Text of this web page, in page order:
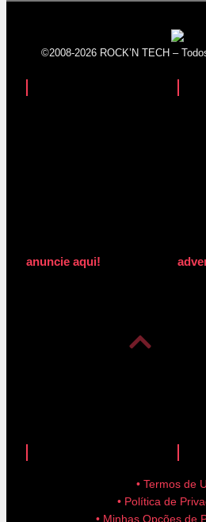
©2008-2026 ROCK’N TECH –
anuncie aqui!
• Termos de
• Política de
• Minhas Opções de